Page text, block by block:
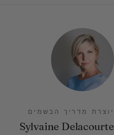
יוצרת מדריך הבשמים
Sylvaine Delacourte